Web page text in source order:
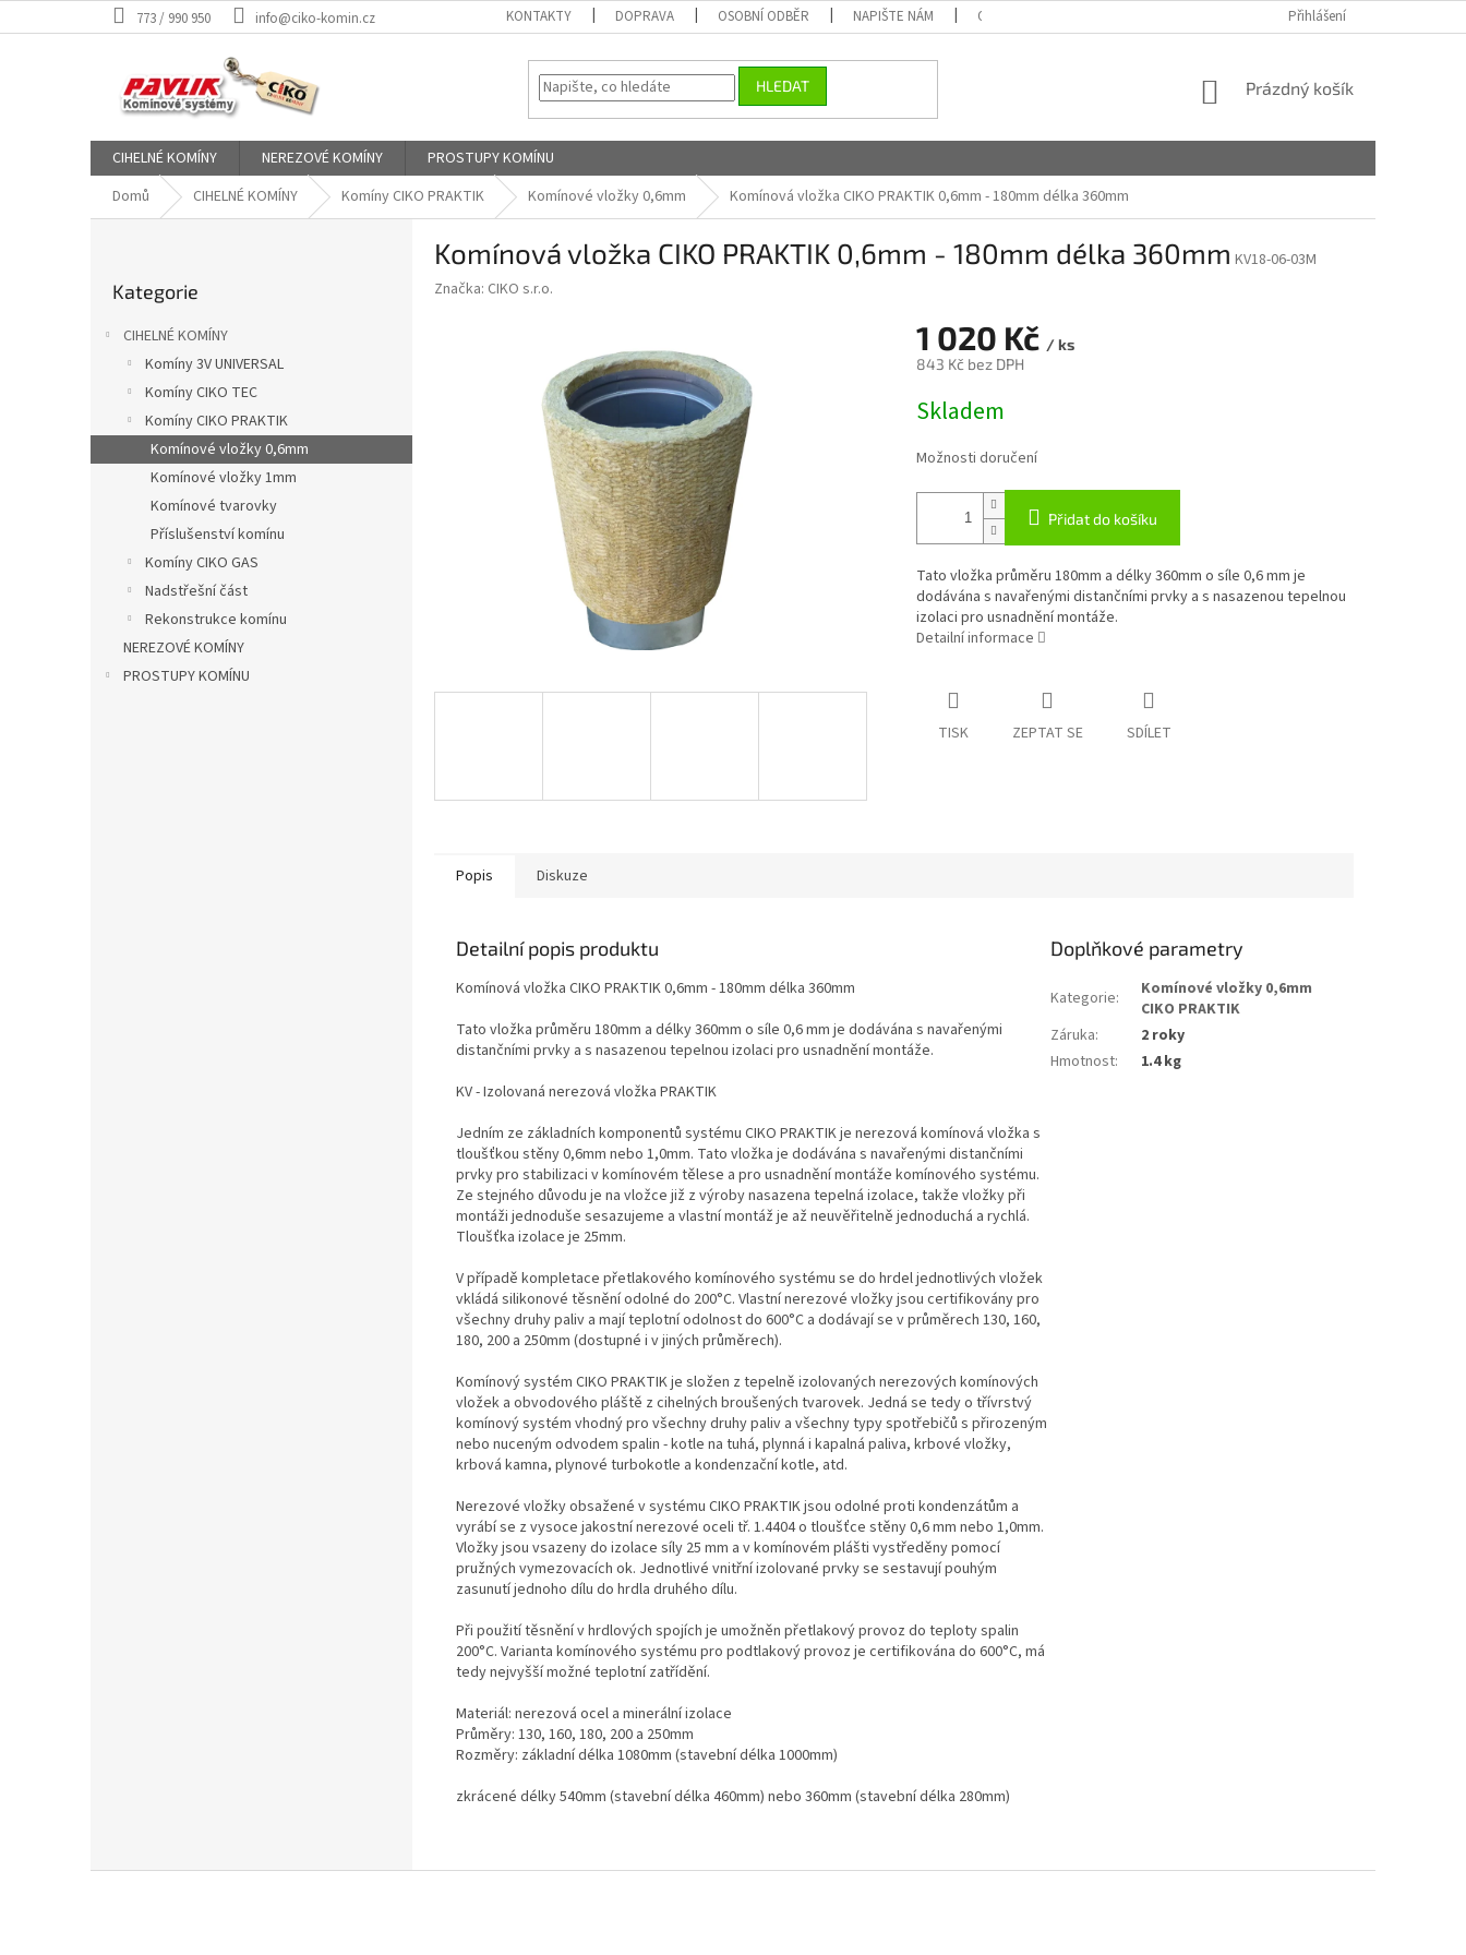
na
773 / 990 950 info@ciko-komin.cz KONTAKTY DOPRAVA OSOBNÍ ODBĚR NAPIŠTE NÁM OBCHODNÍ PODMÍNKY PODMÍNKY OCHRANY OSOBNÍCH ÚDAJŮ
Přihlášení
HLEDAT
NÁKUPNÍ
Prázdný košík
CIHELNÉ KOMÍNY NEREZOVÉ KOMÍNY
PROSTUPY KOMÍNU
Domů
CIHELNÉ KOMÍNY Komíny CIKO PRAKTIK Komínové vložky 0,6mm Komínová vložka CIKO PRAKTIK 0,6mm - 180mm délka 360mm
a
kategorie
Kategorie
CIHELNÉ KOMÍNY
Komíny 3V UNIVERSAL
Komíny CIKO TEC
Komíny CIKO PRAKTIK
Komínové vložky 0,6mm
Komínové vložky 1mm
Komínové tvarovky
Příslušenství komínu
Komíny CIKO GAS
Nadstřešní část
Rekonstrukce komínu
NEREZOVÉ KOMÍNY
PROSTUPY KOMÍNU
Komínová vložka CIKO PRAKTIK 0,6mm - 180mm délka 360mm KV18-06-03M
Značka: CIKO s.r.o.
1 020 Kč / ks
843 Kč bez DPH
cena:
Skladem
Možnosti doručení
Přidat do košíku
Tato vložka průměru 180mm a délky 360mm o síle 0,6 mm je
dodávána s navařenými distančními prvky a s nasazenou tepelnou
izolaci pro usnadnění montáže.
Detailní informace
TISK ZEPTAT SE SDÍLET
Popis Diskuze
Detailní popis produktu
Komínová vložka CIKO PRAKTIK 0,6mm - 180mm délka 360mm
Tato vložka průměru 180mm a délky 360mm o síle 0,6 mm je dodávána s navařenými
distančními prvky a s nasazenou tepelnou izolaci pro usnadnění montáže.
KV - Izolovaná nerezová vložka PRAKTIK
Jedním ze základních komponentů systému CIKO PRAKTIK je nerezová komínová vložka s
tloušťkou stěny 0,6mm nebo 1,0mm. Tato vložka je dodávána s navařenými distančními
prvky pro stabilizaci v komínovém tělese a pro usnadnění montáže komínového systému.
Ze stejného důvodu je na vložce již z výroby nasazena tepelná izolace, takže vložky při
montáži jednoduše sesazujeme a vlastní montáž je až neuvěřitelně jednoduchá a rychlá.
Tloušťka izolace je 25mm.
V případě kompletace přetlakového komínového systému se do hrdel jednotlivých vložek
vkládá silikonové těsnění odolné do 200°C. Vlastní nerezové vložky jsou certifikovány pro
všechny druhy paliv a mají teplotní odolnost do 600°C a dodávají se v průměrech 130, 160,
180, 200 a 250mm (dostupné i v jiných průměrech).
Komínový systém CIKO PRAKTIK je složen z tepelně izolovaných nerezových komínových
vložek a obvodového pláště z cihelných broušených tvarovek. Jedná se tedy o třívrstvý
komínový systém vhodný pro všechny druhy paliv a všechny typy spotřebičů s přirozeným
nebo nuceným odvodem spalin - kotle na tuhá, plynná i kapalná paliva, krbové vložky,
krbová kamna, plynové turbokotle a kondenzační kotle, atd.
Nerezové vložky obsažené v systému CIKO PRAKTIK jsou odolné proti kondenzátům a
vyrábí se z vysoce jakostní nerezové oceli tř. 1.4404 o tloušťce stěny 0,6 mm nebo 1,0mm.
Vložky jsou vsazeny do izolace síly 25 mm a v komínovém plášti vystředěny pomocí
pružných vymezovacích ok. Jednotlivé vnitřní izolované prvky se sestavují pouhým
zasunutí jednoho dílu do hrdla druhého dílu.
Při použití těsnění v hrdlových spojích je umožněn přetlakový provoz do teploty spalin
200°C. Varianta komínového systému pro podtlakový provoz je certifikována do 600°C, má
tedy nejvyšší možné teplotní zatřídění.
Materiál: nerezová ocel a minerální izolace
Průměry: 130, 160, 180, 200 a 250mm
Rozměry: základní délka 1080mm (stavební délka 1000mm)
zkrácené délky 540mm (stavební délka 460mm) nebo 360mm (stavební délka 280mm)
Doplňkové parametry
Kategorie:
Komínové vložky 0,6mm
CIKO PRAKTIK
Záruka:
2 roky
Hmotnost: 1.4 kg